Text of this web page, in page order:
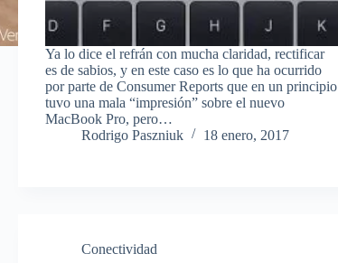
Ya lo dice el refrán con mucha claridad, rectificar
es de sabios, y en este caso es lo que ha ocurrido
por parte de Consumer Reports que en un principio
tuvo una mala “impresión” sobre el nuevo
MacBook Pro, pero…
Rodrigo Paszniuk
18 enero, 2017
Conectividad